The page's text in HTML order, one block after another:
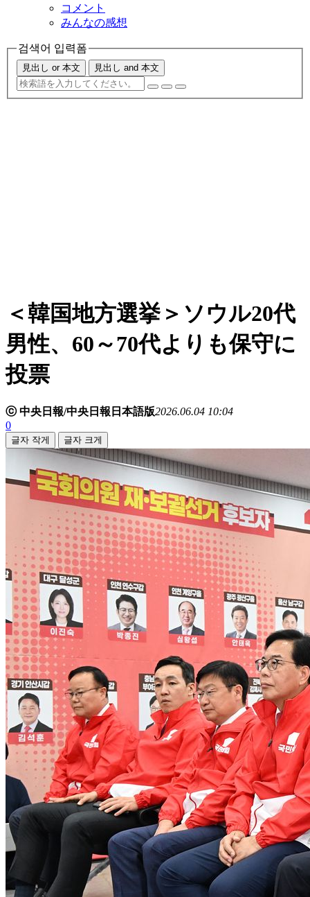
コメント
みんなの感想
검색어 입력폼
見出し or 本文 見出し and 本文
＜韓国地方選挙＞ソウル20代
男性、60～70代よりも保守に
投票
ⓒ 中央日報/中央日報日本語版2026.06.04 10:04
0
글자 작게 글자 크게